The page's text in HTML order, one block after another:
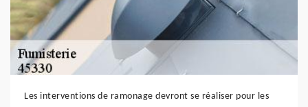
Les interventions de ramonage devront se réaliser pour les